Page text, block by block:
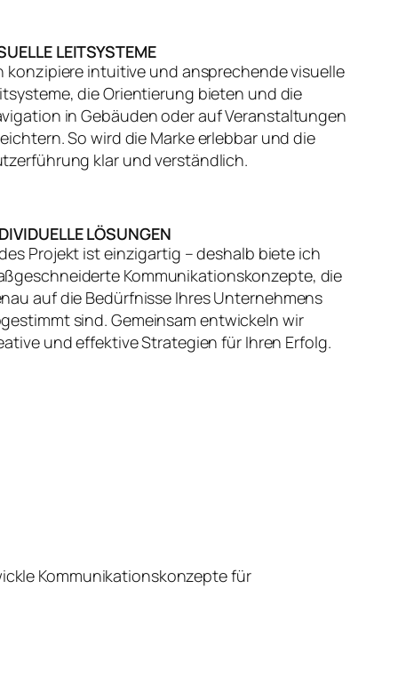
LEITSYSTEME
konzipiere intuitive und ansprechende visuelle
die Orientierung bieten und die
in Gebäuden oder auf Veranstaltungen
So wird die Marke erlebbar und die
klar und verständlich.
LÖSUNGEN
Projekt ist einzigartig – deshalb biete ich
Kommunikationskonzepte, die
auf die Bedürfnisse Ihres Unternehmens
sind. Gemeinsam entwickeln wir
und effektive Strategien für Ihren Erfolg.
Kommunikationskonzepte für